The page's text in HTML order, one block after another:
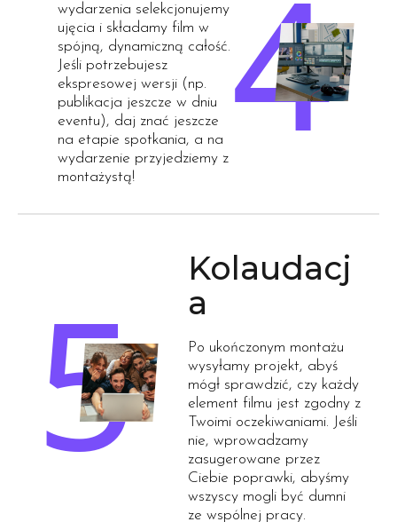
wydarzenia selekcjonujemy
ujęcia i składamy film w
spójną, dynamiczną całość.
Jeśli potrzebujesz
ekspresowej wersji (np.
publikacja jeszcze w dniu
eventu), daj znać jeszcze
na etapie spotkania, a na
wydarzenie przyjedziemy z
montażystą!
Kolaudacj
a
Po ukończonym montażu
wysyłamy projekt, abyś
mógł sprawdzić, czy każdy
element filmu jest zgodny z
Twoimi oczekiwaniami. Jeśli
nie, wprowadzamy
zasugerowane przez
Ciebie poprawki, abyśmy
wszyscy mogli być dumni
ze wspólnej pracy.